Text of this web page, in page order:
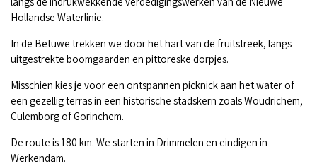
Hollandse Waterlinie.
In de Betuwe trekken we door het hart van de fruitstreek, langs
uitgestrekte boomgaarden en pittoreske dorpjes.
Misschien kies je voor een ontspannen picknick aan het water of
een gezellig terras in een historische stadskern zoals Woudrichem,
Culemborg of Gorinchem.
De route is 180 km. We starten in Drimmelen en eindigen in
Werkendam.